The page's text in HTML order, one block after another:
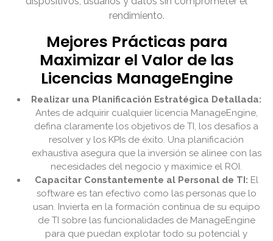
rendimiento.
Mejores Prácticas para
Maximizar el Valor de las
Licencias ManageEngine
Realizar una Planificación Estratégica Detallada:
Antes de adquirir cualquier licencia ManageEngine,
defina claramente los objetivos de TI, los desafíos a
resolver y los KPIs de éxito. Una planificación
exhaustiva asegura que la inversión se alinee con las
necesidades del negocio y maximice el ROI.
Capacitar Constantemente al Personal de TI: El
software es tan efectivo como las personas que lo
usan. Invierta en la formación continua de su equipo
de TI sobre las funcionalidades de ManageEngine
para que puedan explotar todo su potencial y